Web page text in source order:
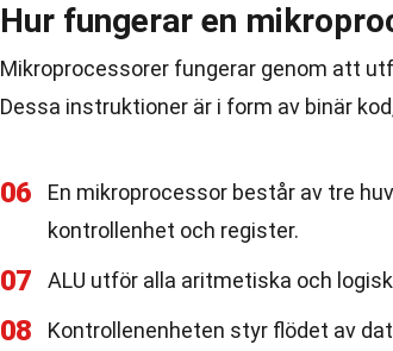
Hur fungerar en
Mikroprocessorer fungerar genom att
Dessa instruktioner är i form av binär
06
En mikroprocessor består av tre
kontrollenhet och register.
07 ALU utför alla aritmetiska och
08 Kontrollenenheten styr flödet av